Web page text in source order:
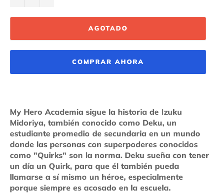
AGOTADO
COMPRAR AHORA
My Hero Academia sigue la historia de Izuku
Midoriya, también conocido como Deku, un
estudiante promedio de secundaria en un mundo
donde las personas con superpoderes conocidos
como "Quirks" son la norma. Deku sueña con tener
un día un Quirk, para que él también pueda
llamarse a sí mismo un héroe, especialmente
porque siempre es acosado en la escuela.